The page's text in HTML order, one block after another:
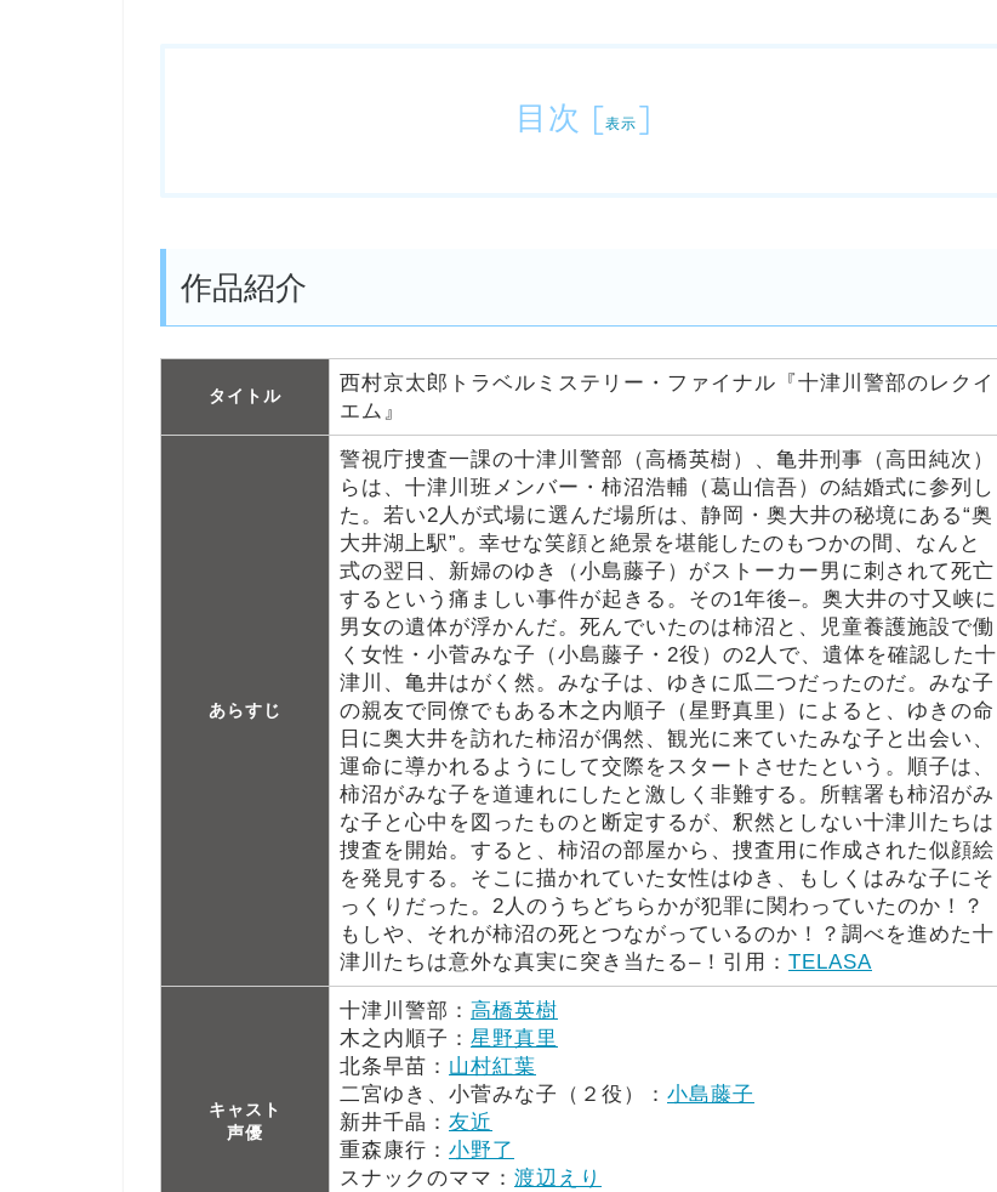
目次 [表示 ]
作品紹介
タイトル
西村京太郎トラベルミステリー・ファイナル『十津川警部のレクイ
エム』
あらすじ
警視庁捜査一課の十津川警部（高橋英樹）、亀井刑事（高田純次）
らは、十津川班メンバー・柿沼浩輔（葛山信吾）の結婚式に参列し
た。若い2人が式場に選んだ場所は、静岡・奥大井の秘境にある“奥
大井湖上駅”。幸せな笑顔と絶景を堪能したのもつかの間、なんと
式の翌日、新婦のゆき（小島藤子）がストーカー男に刺されて死亡
するという痛ましい事件が起きる。その1年後–。奥大井の寸又峡に
男女の遺体が浮かんだ。死んでいたのは柿沼と、児童養護施設で働
く女性・小菅みな子（小島藤子・2役）の2人で、遺体を確認した十
津川、亀井はがく然。みな子は、ゆきに瓜二つだったのだ。みな子
の親友で同僚でもある木之内順子（星野真里）によると、ゆきの命
日に奥大井を訪れた柿沼が偶然、観光に来ていたみな子と出会い、
運命に導かれるようにして交際をスタートさせたという。順子は、
柿沼がみな子を道連れにしたと激しく非難する。所轄署も柿沼がみ
な子と心中を図ったものと断定するが、釈然としない十津川たちは
捜査を開始。すると、柿沼の部屋から、捜査用に作成された似顔絵
を発見する。そこに描かれていた女性はゆき、もしくはみな子にそ
っくりだった。2人のうちどちらかが犯罪に関わっていたのか！？
もしや、それが柿沼の死とつながっているのか！？調べを進めた十
津川たちは意外な真実に突き当たる–！引用： TELASA
キャスト
声優
十津川警部： 高橋英樹
木之内順子： 星野真里
北条早苗： 山村紅葉
二宮ゆき、小菅みな子（２役）： 小島藤子
新井千晶： 友近
重森康行： 小野了
スナックのママ： 渡辺えり